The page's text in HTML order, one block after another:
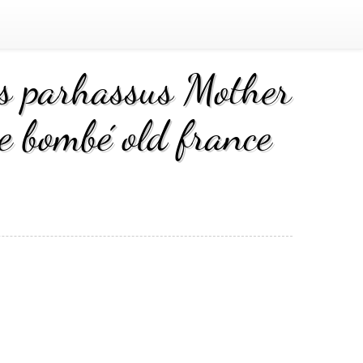
parhassus Mother
old france